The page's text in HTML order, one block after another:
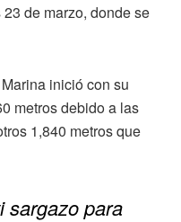
de marzo, donde se
inició con su
metros debido a las
1,840 metros que
sargazo para